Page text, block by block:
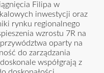
Filipa w
inwestycji oraz
rynku regionalnego
wzrostu 7R na
oparty na
do zarządzania
współgrają z